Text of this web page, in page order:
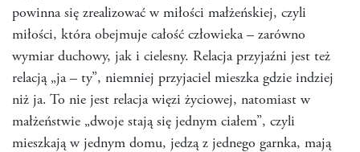
powinna się zrealizować w miłości małżeńskiej, czyli
miłości, która obejmuje całość człowieka – zarówno
wymiar duchowy, jak i cielesny. Relacja przyjaźni jest też
relacją „ja – ty”, niemniej przyjaciel mieszka gdzie indziej
niż ja. To nie jest relacja więzi życiowej, natomiast w
małżeństwie „dwoje stają się jednym ciałem”, czyli
mieszkają w jednym domu, jedzą z jednego garnka, mają